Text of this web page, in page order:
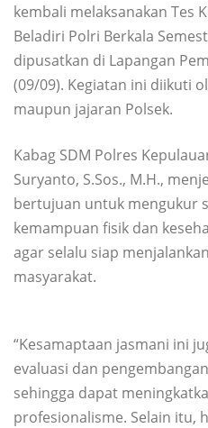
kembali melaksanakan Tes
Beladiri Polri Berkala
dipusatkan di Lapangan
(09/09). Kegiatan ini diikuti
maupun jajaran Polsek.
Kabag SDM Polres
Suryanto, S.Sos., M.H.,
bertujuan untuk mengukur
kemampuan fisik dan
agar selalu siap
masyarakat.
“Kesamaptaan jasmani ini
evaluasi dan
sehingga dapat
profesionalisme. Selain itu,